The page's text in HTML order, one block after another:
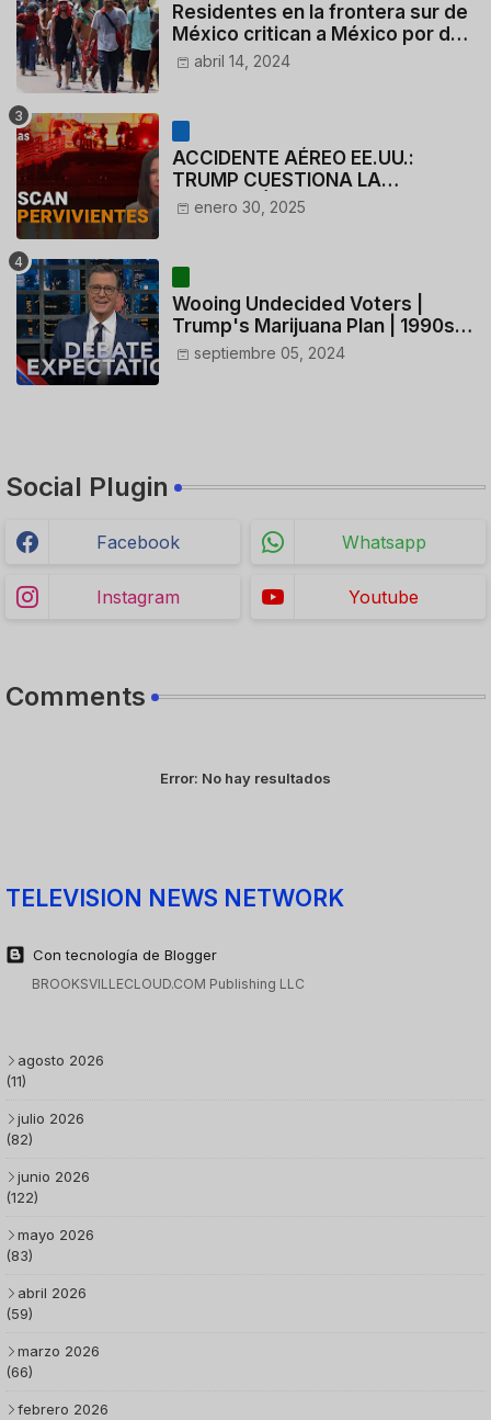
Residentes en la frontera sur de
México critican a México por dar
110 dólares a migrantes
abril 14, 2024
ACCIDENTE AÉREO EE.UU.:
TRUMP CUESTIONA LA
ACTUACIÓN DE LOS
enero 30, 2025
Wooing Undecided Voters |
Trump's Marijuana Plan | 1990s
Porn Expert Mark Robinson
septiembre 05, 2024
Social Plugin
Facebook Whatsapp
Instagram Youtube
Comments
Error: No hay resultados
TELEVISION NEWS NETWORK
Con tecnología de Blogger
BROOKSVILLECLOUD.COM Publishing LLC
agosto 2026
(11)
julio 2026
(82)
junio 2026
(122)
mayo 2026
(83)
abril 2026
(59)
marzo 2026
(66)
febrero 2026